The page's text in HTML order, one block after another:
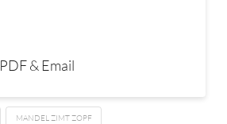
& Email
MANDEL ZIMT ZOPF